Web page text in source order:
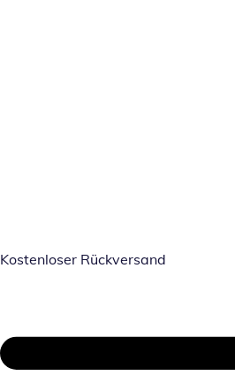
Kostenloser Rückversand